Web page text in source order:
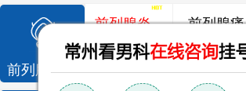
前列腺疾病
前列腺炎 前列腺痛
前列腺增生 排尿不畅